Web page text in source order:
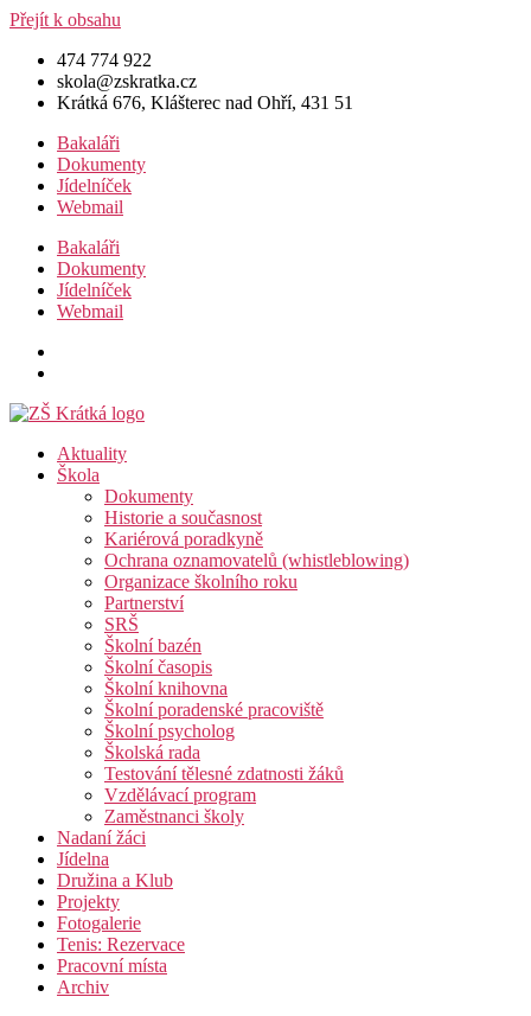
Přejít k obsahu
474 774 922
skola@zskratka.cz
Krátká 676, Klášterec nad Ohří, 431 51
Bakaláři
Dokumenty
Jídelníček
Webmail
Bakaláři
Dokumenty
Jídelníček
Webmail
Aktuality
Škola
Dokumenty
Historie a současnost
Kariérová poradkyně
Ochrana oznamovatelů (whistleblowing)
Organizace školního roku
Partnerství
SRŠ
Školní bazén
Školní časopis
Školní knihovna
Školní poradenské pracoviště
Školní psycholog
Školská rada
Testování tělesné zdatnosti žáků
Vzdělávací program
Zaměstnanci školy
Nadaní žáci
Jídelna
Družina a Klub
Projekty
Fotogalerie
Tenis: Rezervace
Pracovní místa
Archiv